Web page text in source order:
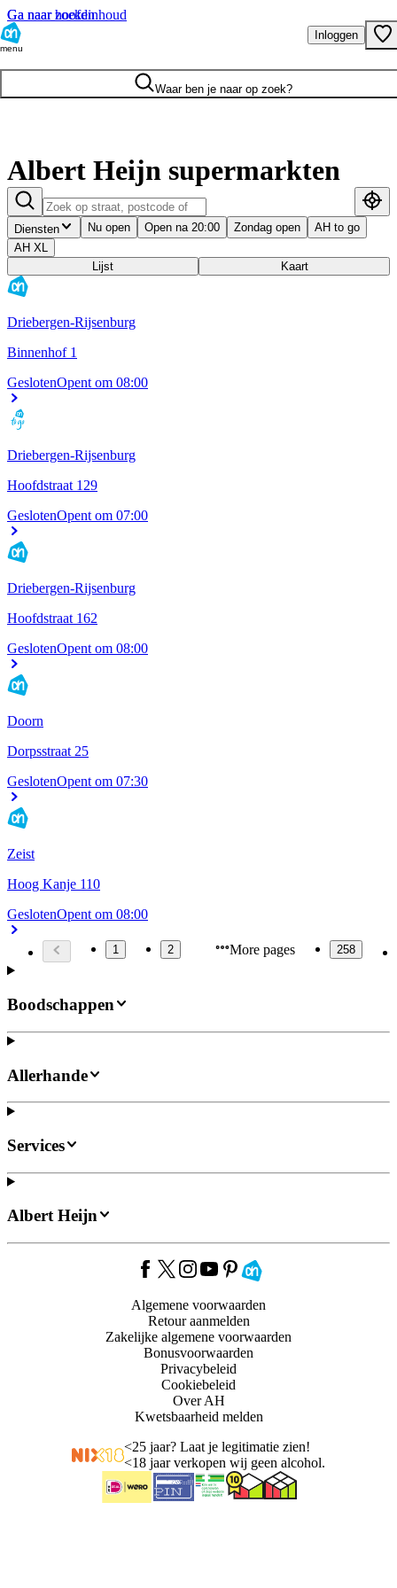
Ga naar hoofdinhoud
Ga naar zoeken
menu
Inloggen
Waar ben je naar op zoek?
Albert Heijn supermarkten
Diensten Nu open Open na 20:00 Zondag open
AH to go
AH XL
Lijst
Kaart
Driebergen-Rijsenburg
Binnenhof 1
GeslotenOpent om 08:00
Driebergen-Rijsenburg
Hoofdstraat 129
GeslotenOpent om 07:00
Driebergen-Rijsenburg
Hoofdstraat 162
GeslotenOpent om 08:00
Doorn
Dorpsstraat 25
GeslotenOpent om 07:30
Zeist
Hoog Kanje 110
GeslotenOpent om 08:00
1 2 More pages 258
Boodschappen
Allerhande
Services
Albert Heijn
Algemene voorwaarden
Retour aanmelden
Zakelijke algemene voorwaarden
Bonusvoorwaarden
Privacybeleid
Cookiebeleid
Over AH
Kwetsbaarheid melden
<25 jaar? Laat je legitimatie zien!
<18 jaar verkopen wij geen alcohol.